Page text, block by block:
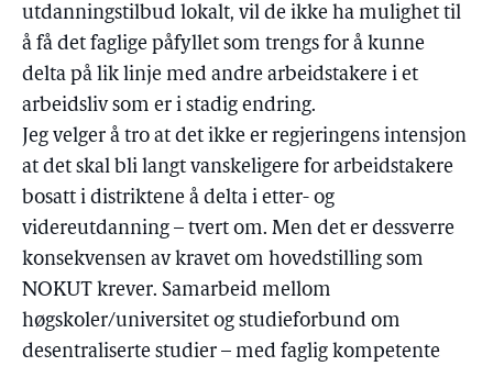
utdanningstilbud lokalt, vil de ikke ha mulighet til
å få det faglige påfyllet som trengs for å kunne
delta på lik linje med andre arbeidstakere i et
arbeidsliv som er i stadig endring.
Jeg velger å tro at det ikke er regjeringens intensjon
at det skal bli langt vanskeligere for arbeidstakere
bosatt i distriktene å delta i etter- og
videreutdanning – tvert om. Men det er dessverre
konsekvensen av kravet om hovedstilling som
NOKUT krever. Samarbeid mellom
høgskoler/universitet og studieforbund om
desentraliserte studier – med faglig kompetente